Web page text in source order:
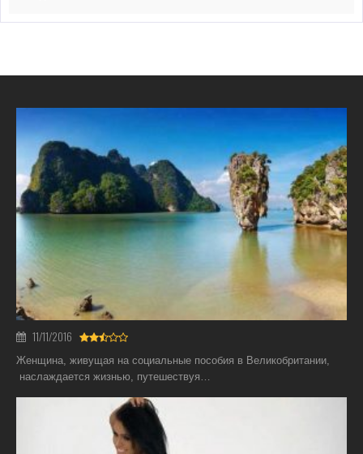
11/11/2016
Женщина, живущая на социальные пособия в Великобритании,
наслаждается жизнью, путешествуя…